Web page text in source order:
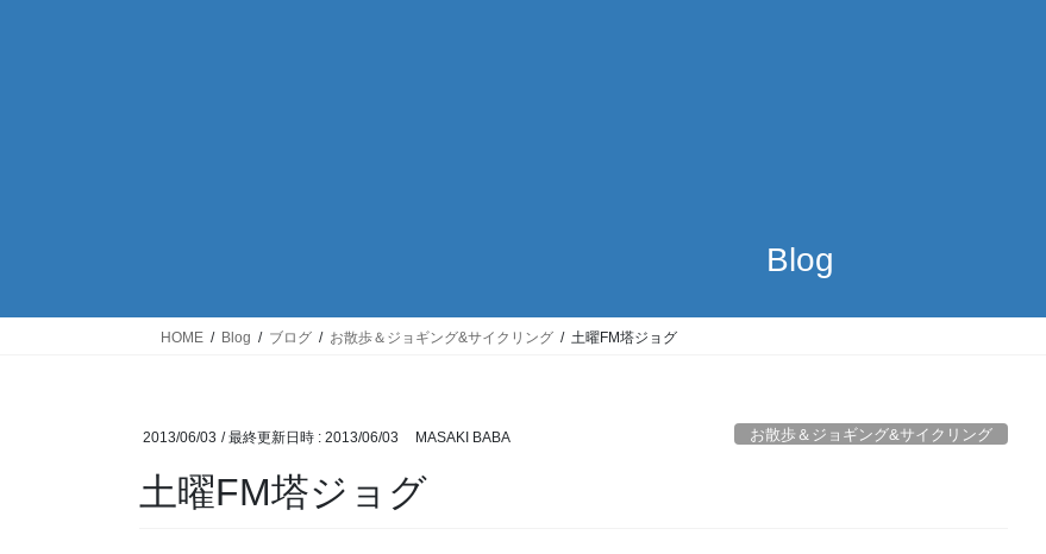
Blog
HOME Blog ブログ お散歩＆ジョギング&サイクリング 土曜FM塔ジョグ
2013/06/03 / 最終更新日時 : 2013/06/03 MASAKI BABA お散歩＆ジョギング&サイクリング
土曜FM塔ジョグ